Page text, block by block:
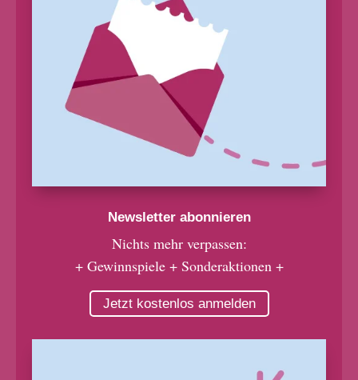
Newsletter abonnieren
Nichts mehr verpassen:
+ Gewinnspiele + Sonderaktionen +
Jetzt kostenlos anmelden